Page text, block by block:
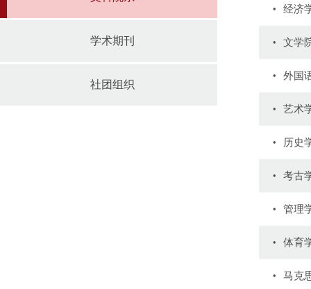
学术期刊
社团组织
经济
文学
外国
艺术
历史
考古
管理
体育
马克